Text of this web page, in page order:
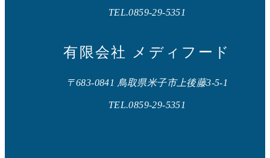
TEL.0859-29-5351
有限会社 メディフード
〒683-0841 鳥取県米子市上後藤3-5-1
TEL.0859-29-5351